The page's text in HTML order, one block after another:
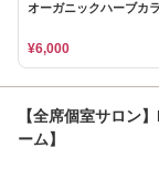
オーガニックハーブカ
¥6,000
【全席個室サロン
ーム】